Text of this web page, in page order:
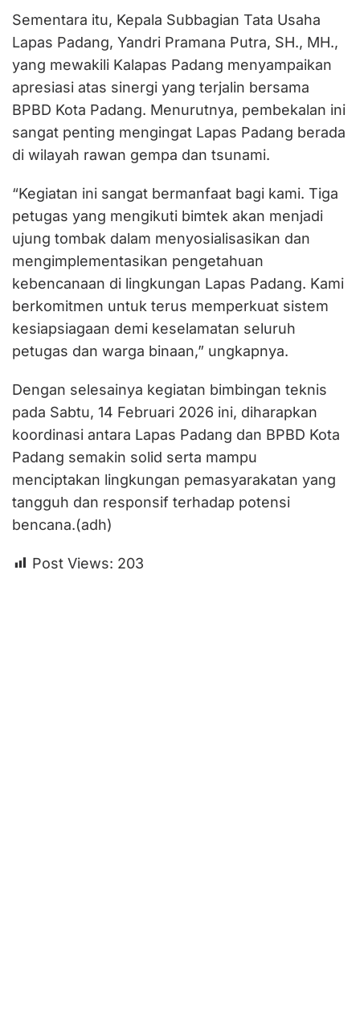
Sementara itu, Kepala Subbagian Tata Usaha
Lapas Padang, Yandri Pramana Putra, SH., MH.,
yang mewakili Kalapas Padang menyampaikan
apresiasi atas sinergi yang terjalin bersama
BPBD Kota Padang. Menurutnya, pembekalan ini
sangat penting mengingat Lapas Padang berada
di wilayah rawan gempa dan tsunami.
“Kegiatan ini sangat bermanfaat bagi kami. Tiga
petugas yang mengikuti bimtek akan menjadi
ujung tombak dalam menyosialisasikan dan
mengimplementasikan pengetahuan
kebencanaan di lingkungan Lapas Padang. Kami
berkomitmen untuk terus memperkuat sistem
kesiapsiagaan demi keselamatan seluruh
petugas dan warga binaan,” ungkapnya.
Dengan selesainya kegiatan bimbingan teknis
pada Sabtu, 14 Februari 2026 ini, diharapkan
koordinasi antara Lapas Padang dan BPBD Kota
Padang semakin solid serta mampu
menciptakan lingkungan pemasyarakatan yang
tangguh dan responsif terhadap potensi
bencana.(adh)
Post Views: 203